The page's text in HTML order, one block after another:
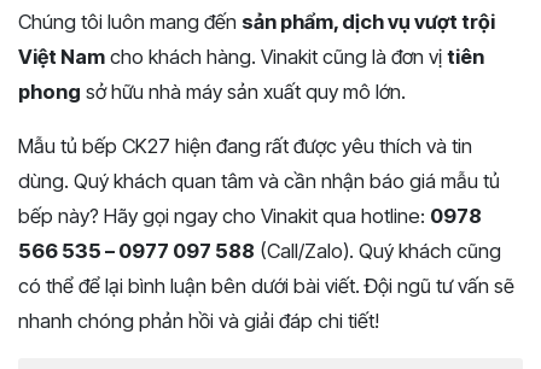
Chúng tôi luôn mang đến sản phẩm, dịch vụ vượt trội
Việt Nam cho khách hàng. Vinakit cũng là đơn vị tiên
phong sở hữu nhà máy sản xuất quy mô lớn.
Mẫu tủ bếp CK27 hiện đang rất được yêu thích và tin
dùng. Quý khách quan tâm và cần nhận báo giá mẫu tủ
bếp này? Hãy gọi ngay cho Vinakit qua hotline: 0978
566 535 – 0977 097 588 (Call/Zalo). Quý khách cũng
có thể để lại bình luận bên dưới bài viết. Đội ngũ tư vấn sẽ
nhanh chóng phản hồi và giải đáp chi tiết!